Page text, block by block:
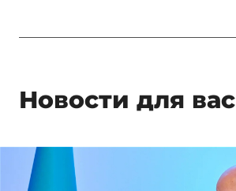
Новости для вас